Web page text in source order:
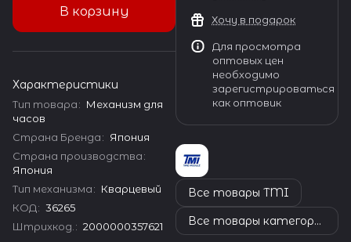
В корзину
Характеристики
Тип товара: Механизм для
часов
Страна Бренда: Япония
Страна производства:
Япония
Тип механизма: Кварцевый
КОД: 36265
Штрихкод. : 2000000357621
Хочу в подарок
Для просмотра
оптовых цен
необходимо
зарегистрироваться
как оптовик
Все товары TMI
Все товары категории